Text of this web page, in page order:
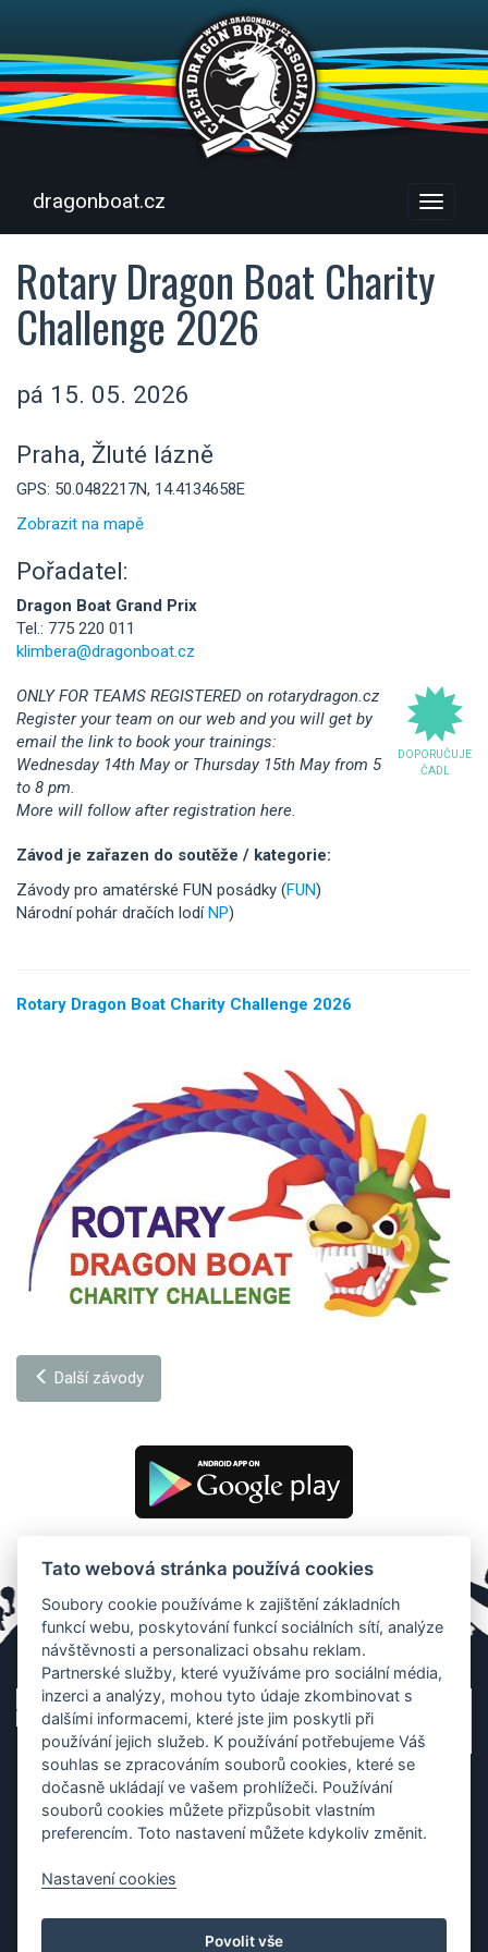
Menu
dragonboat.cz
Rotary Dragon Boat Charity
Challenge 2026
pá 15. 05. 2026
Praha, Žluté lázně
GPS: 50.0482217N, 14.4134658E
Zobrazit na mapě
Pořadatel:
Dragon Boat Grand Prix
Tel.: 775 220 011
klimbera@dragonboat.cz
DOPORUČUJE
ČADL
ONLY FOR TEAMS REGISTERED on rotarydragon.cz
Register your team on our web and you will get by
email the link to book your trainings:
Wednesday 14th May or Thursday 15th May from 5
to 8 pm.
More will follow after registration here.
Závod je zařazen do soutěže / kategorie:
Závody pro amatérské FUN posádky (FUN)
Národní pohár dračích lodíNP)
Rotary Dragon Boat Charity Challenge 2026
Další závody
Tato webová stránka používá cookies
Soubory cookie používáme k zajištění základních
funkcí webu, poskytování funkcí sociálních sítí, analýze
návštěvnosti a personalizaci obsahu reklam.
Partnerské služby, které využíváme pro sociální média,
inzerci a analýzy, mohou tyto údaje zkombinovat s
dalšími informacemi, které jste jim poskytli při
používání jejich služeb. K používání potřebujeme Váš
souhlas se zpracováním souborů cookies, které se
dočasně ukládají ve vašem prohlížeči. Používání
souborů cookies můžete přizpůsobit vlastním
preferencím. Toto nastavení můžete kdykoliv změnit.
Nastavení cookies
Povolit vše